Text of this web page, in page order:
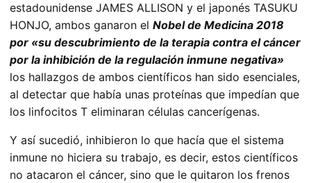
estadounidense JAMES ALLISON y el japonés TASUKU
HONJO, ambos ganaron el Nobel de Medicina 2018
por «su descubrimiento de la terapia contra el cáncer
por la inhibición de la regulación inmune negativa»
los hallazgos de ambos científicos han sido esenciales,
al detectar que había unas proteínas que impedían que
los linfocitos T eliminaran células cancerígenas.
Y así sucedió, inhibieron lo que hacía que el sistema
inmune no hiciera su trabajo, es decir, estos científicos
no atacaron el cáncer, sino que le quitaron los frenos